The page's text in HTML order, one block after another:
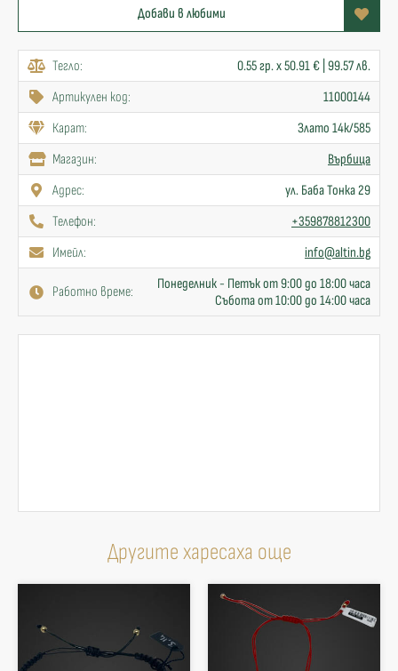
Добави в любими
Тегло:
0.55 гр. x 50.91 € | 99.57 лв.
Артикулен код:
11000144
Карат:
Злато 14к/585
Mагазин:
Върбица
Адрес:
ул. Баба Тонка 29
Телефон:
+359878812300
Имейл:
info@altin.bg
Работно време:
Понеделник - Петък от 9:00 до 18:00 часа
Събота от 10:00 до 14:00 часа
Другите харесаха още